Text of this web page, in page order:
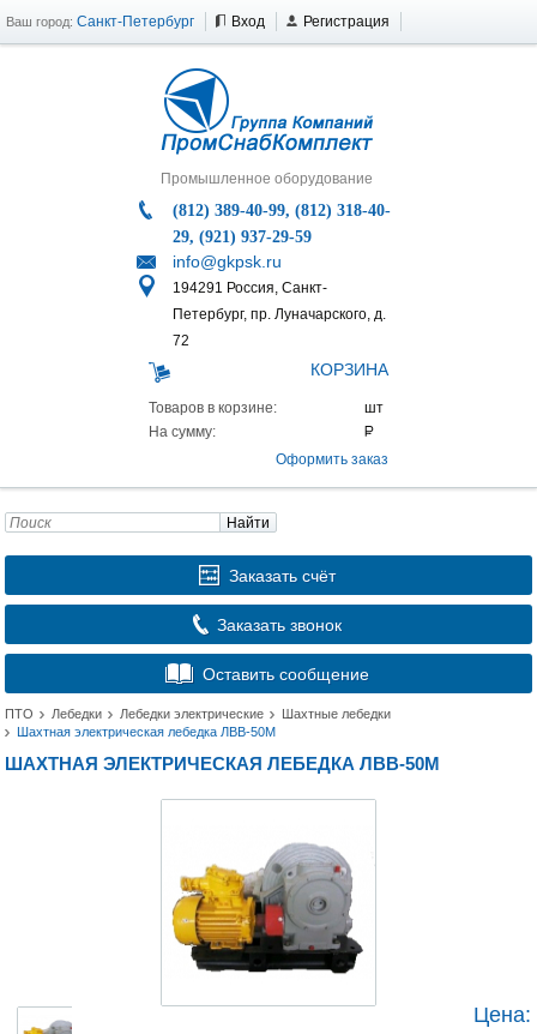
Ваш город: Санкт-Петербург Вход Регистрация
Промышленное оборудование
(812) 389-40-99, (812) 318-40-
29, (921) 937-29-59
info@gkpsk.ru
194291 Россия, Санкт-
Петербург, пр. Луначарского, д.
72
КОРЗИНА
Товаров в корзине:
На сумму:
Оформить заказ
Найти
Заказать счёт
Заказать звонок
Оставить сообщение
ПТО Лебедки Лебедки электрические
Шахтные лебедки
Шахтная электрическая лебедка ЛВВ-50М
ШАХТНАЯ ЭЛЕКТРИЧЕСКАЯ ЛЕБЕДКА ЛВВ-50М
Цена: